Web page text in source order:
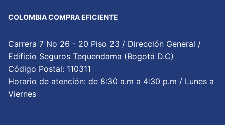
COLOMBIA COMPRA EFICIENTE
Carrera 7 No 26 - 20 Piso 23 / Dirección General /
Edificio Seguros Tequendama (Bogotá D.C)
Código Postal: 110311
Horario de atención: de 8:30 a.m a 4:30 p.m / Lunes a
Viernes